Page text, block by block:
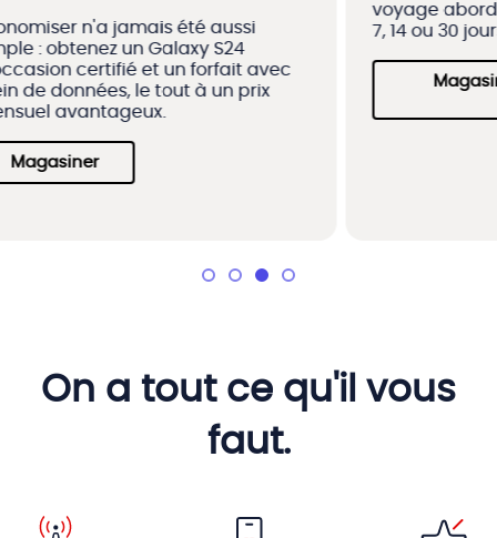
voyage abordable d'une durée de 3,
7, 14 ou 30 jours.
Magasinez les Passeports
voyage
On a tout ce qu'il vous
faut.